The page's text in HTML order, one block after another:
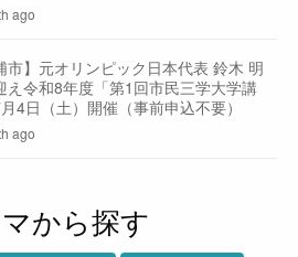
ago
市】元オリンピック日本代表 鈴木 明
え令和8年度「第1回市民三学大学講
4日（土）開催（事前申込不要）
ago
から探す